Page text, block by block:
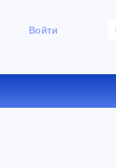
Войти